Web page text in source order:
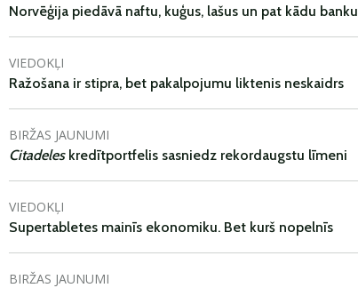
Norvēģija piedāvā naftu, kuģus, lašus un pat kādu banku
VIEDOKĻI
Ražošana ir stipra, bet pakalpojumu liktenis neskaidrs
BIRŽAS JAUNUMI
Citadeleskredītportfelis sasniedz rekordaugstu līmeni
VIEDOKĻI
Supertabletes mainīs ekonomiku. Bet kurš nopelnīs
BIRŽAS JAUNUMI